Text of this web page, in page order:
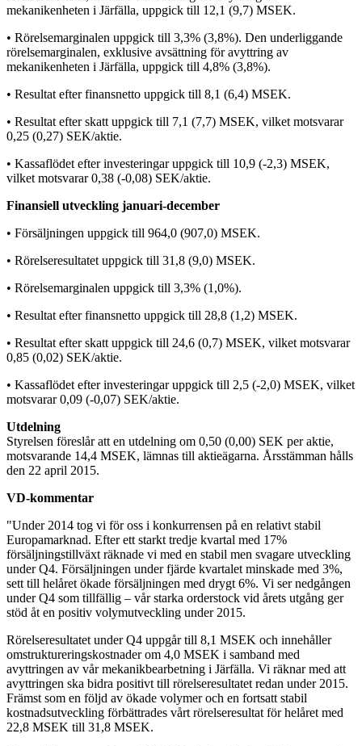
mekanikenheten i Järfälla, uppgick till 12,1 (9,7) MSEK.
• Rörelsemarginalen uppgick till 3,3% (3,8%). Den underliggande
rörelsemarginalen, exklusive avsättning för avyttring av
mekanikenheten i Järfälla, uppgick till 4,8% (3,8%).
• Resultat efter finansnetto uppgick till 8,1 (6,4) MSEK.
• Resultat efter skatt uppgick till 7,1 (7,7) MSEK, vilket motsvarar
0,25 (0,27) SEK/aktie.
• Kassaflödet efter investeringar uppgick till 10,9 (-2,3) MSEK,
vilket motsvarar 0,38 (-0,08) SEK/aktie.
Finansiell utveckling januari-december
• Försäljningen uppgick till 964,0 (907,0) MSEK.
• Rörelseresultatet uppgick till 31,8 (9,0) MSEK.
• Rörelsemarginalen uppgick till 3,3% (1,0%).
• Resultat efter finansnetto uppgick till 28,8 (1,2) MSEK.
• Resultat efter skatt uppgick till 24,6 (0,7) MSEK, vilket motsvarar
0,85 (0,02) SEK/aktie.
• Kassaflödet efter investeringar uppgick till 2,5 (-2,0) MSEK, vilket
motsvarar 0,09 (-0,07) SEK/aktie.
Utdelning
Styrelsen föreslår att en utdelning om 0,50 (0,00) SEK per aktie,
motsvarande 14,4 MSEK, lämnas till aktieägarna. Årsstämman hålls
den 22 april 2015.
VD-kommentar
"Under 2014 tog vi för oss i konkurrensen på en relativt stabil
Europamarknad. Efter ett starkt tredje kvartal med 17%
försäljningstillväxt räknade vi med en stabil men svagare utveckling
under Q4. Försäljningen under fjärde kvartalet minskade med 3%,
sett till helåret ökade försäljningen med drygt 6%. Vi ser nedgången
under Q4 som tillfällig – vår starka orderstock vid årets utgång ger
stöd åt en positiv volymutveckling under 2015.
Rörelseresultatet under Q4 uppgår till 8,1 MSEK och innehåller
omstruktureringskostnader om 4,0 MSEK i samband med
avyttringen av vår mekanikbearbetning i Järfälla. Vi räknar med att
avyttringen ska bidra positivt till rörelseresultatet redan under 2015.
Främst som en följd av ökade volymer och en fortsatt stabil
kostnadsutveckling förbättrades vårt rörelseresultat för helåret med
22,8 MSEK till 31,8 MSEK.